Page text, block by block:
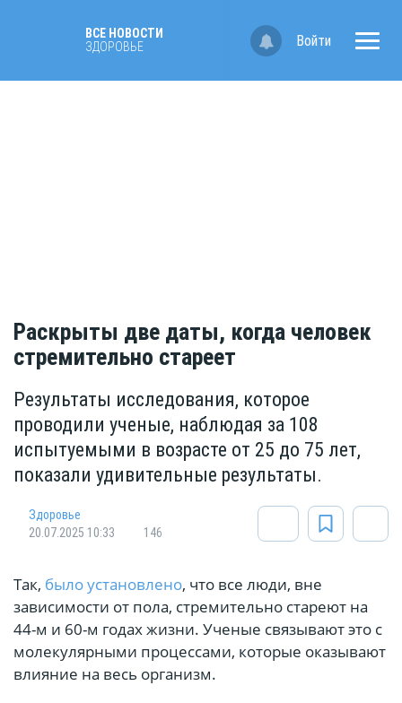
ВСЕ НОВОСТИ
ЗДОРОВЬЕ
Войти
Раскрыты две даты, когда человек
стремительно стареет
Результаты исследования, которое
проводили ученые, наблюдая за 108
испытуемыми в возрасте от 25 до 75 лет,
показали удивительные результаты.
Здоровье
20.07.2025 10:33
146
Так, было установлено, что все люди, вне
зависимости от пола, стремительно стареют на
44-м и 60-м годах жизни. Ученые связывают это с
молекулярными процессами, которые оказывают
влияние на весь организм.